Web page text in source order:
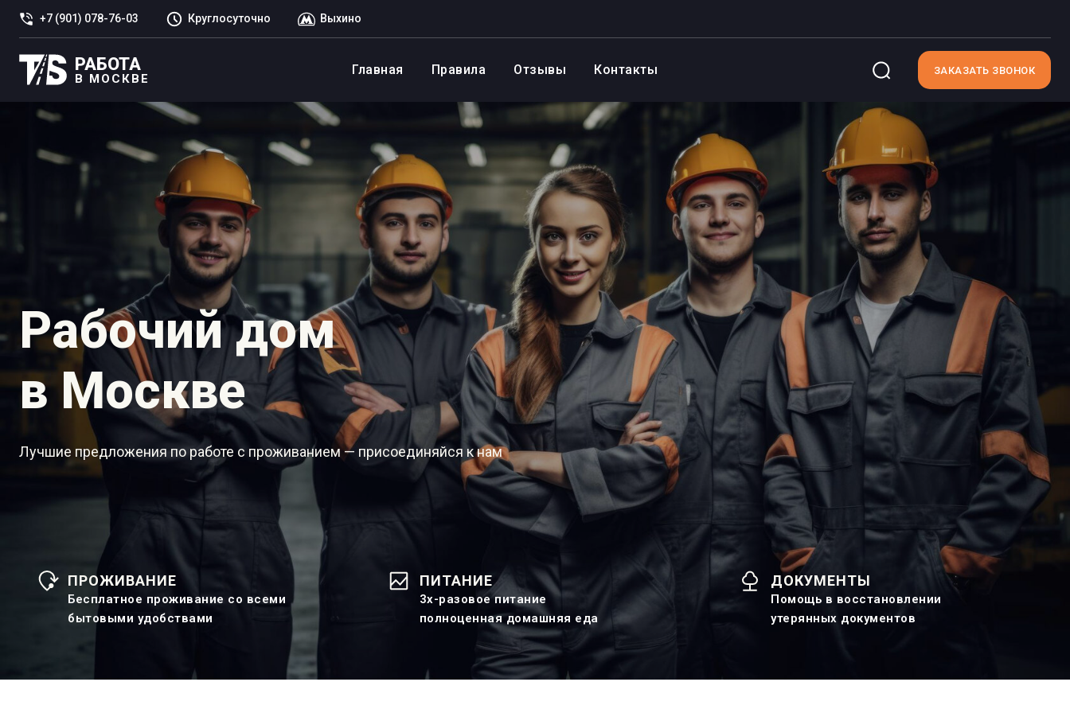
+7 (901) 078-76-03 Круглосуточно Выхино
РАБОТА
В МОСКВЕ
Главная Правила Отзывы Контакты ЗАКАЗАТЬ ЗВОНОК
Рабочий дом
в Москве
Лучшие предложения по работе с проживанием — присоединяйся к нам
ПРОЖИВАНИЕ
Бесплатное проживание со всеми
бытовыми удобствами
ПИТАНИЕ
3х-разовое питание
полноценная домашняя еда
ДОКУМЕНТЫ
Помощь в восстановлении
утерянных документов